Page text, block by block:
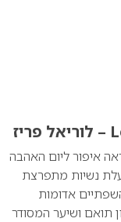
איפור ליום האהבה
נשיות מתפרצת
אדומות
תואם ושיער המסודר